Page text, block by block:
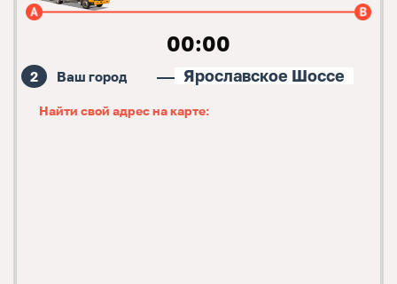
00:00
Ваш город Ярославское Шоссе
Найти свой адрес на карте: